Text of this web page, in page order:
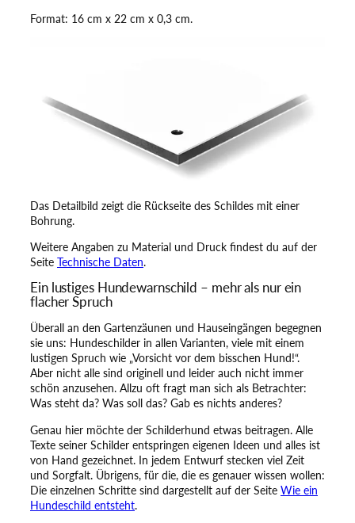
D
t
ü
k
i
t
h
u
n
d
ü
b
e
w
a
c
h
t
!
Format: 16 cm x 22 cm x 0,3 cm.
Das Detailbild zeigt die Rückseite des Schildes mit einer
Bohrung.
Weitere Angaben zu Material und Druck findest du auf der
Seite Technische Daten.
Ein lustiges Hundewarnschild – mehr als nur ein
flacher Spruch
Überall an den Gartenzäunen und Hauseingängen begegnen
sie uns: Hundeschilder in allen Varianten, viele mit einem
lustigen Spruch wie „Vorsicht vor dem bisschen Hund!“.
Aber nicht alle sind originell und leider auch nicht immer
schön anzusehen. Allzu oft fragt man sich als Betrachter:
Was steht da? Was soll das? Gab es nichts anderes?
Genau hier möchte der Schilderhund etwas beitragen. Alle
Texte seiner Schilder entspringen eigenen Ideen und alles ist
von Hand gezeichnet. In jedem Entwurf stecken viel Zeit
und Sorgfalt. Übrigens, für die, die es genauer wissen wollen:
Die einzelnen Schritte sind dargestellt auf der Seite Wie ein
Hundeschild entsteht.